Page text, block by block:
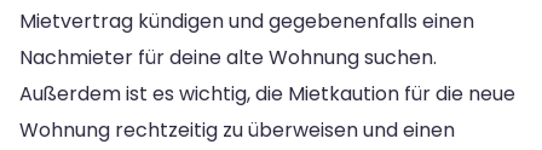
Mietvertrag kündigen und gegebenenfalls einen
Nachmieter für deine alte Wohnung suchen.
Außerdem ist es wichtig, die Mietkaution für die neue
Wohnung rechtzeitig zu überweisen und einen